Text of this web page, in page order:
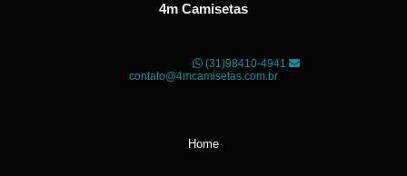
4m Camisetas
(31)98410-4941
contato@4mcamisetas.com.br
Home